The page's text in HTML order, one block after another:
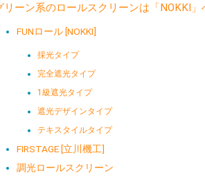
リーン系のロールスクリーンは「NOKKI」
FUNロール [NOKKI]
採光タイプ
完全遮光タイプ
1級遮光タイプ
遮光デザインタイプ
テキスタイルタイプ
FIRSTAGE [立川機工]
調光ロールスクリーン